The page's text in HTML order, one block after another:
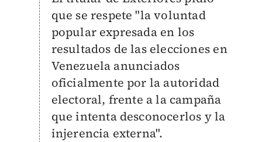
que se respete "la voluntad
popular expresada en los
resultados de las elecciones en
Venezuela anunciados
oficialmente por la autoridad
electoral, frente a la campaña
que intenta desconocerlos y la
injerencia externa".